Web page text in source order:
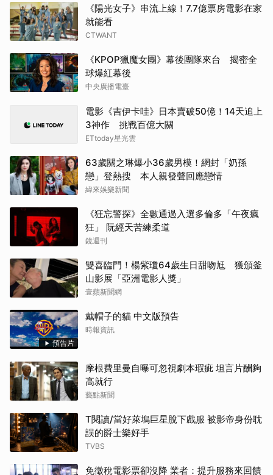
《陽光女子》串流上線！7.7億票房電影在家
就能看
CTWANT
《KPOP獵魔女團》幕後團隊來台 揭密全
球爆紅幕後
中央廣播電臺
電影《吉伊卡哇》日本賣破50億！14天追上
3神作 挑戰百億大關
ETtoday星光雲
63歲關之琳爆小36歲男模！網封「奶孫
戀」登熱搜 本人親發聲回應戀情
緯來娛樂新聞
《狂忘警探》全數通過入選多倫多「午夜瘋
狂」 阮經天苦練柔道
鏡週刊
雙喜臨門！楊紫瓊64歲生日甜吻尪 獲頒釜
山影展「亞洲電影人獎」
壹蘋新聞網
預告片
戴帽子的貓 中文版預告
時報資訊
摩根費里曼自曝可忽視劇本瑕疵 坦言片酬夠
高就行
藝點新聞
T閱讀/當好萊塢巨星脫下戲服 被影帝身份耽
誤的爵士樂好手
TVBS
免徵稅電影票卻沒降 業者：提升服務來回饋